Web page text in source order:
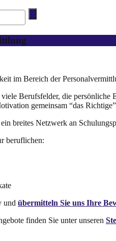
im Bereich der
Berufsfelder, die
gemeinsam “das
breites Netzwerk an
beruflichen:
und übermitteln Sie uns Ihre
finden Sie unter unseren